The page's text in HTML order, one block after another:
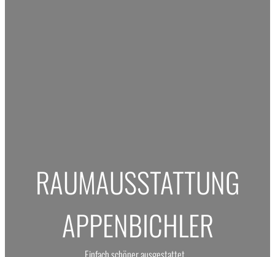
RAUMAUSSTATTUNG
APPENBICHLER